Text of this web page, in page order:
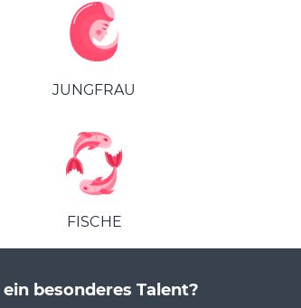
JUNGFRAU
FISCHE
besonderes Talent?